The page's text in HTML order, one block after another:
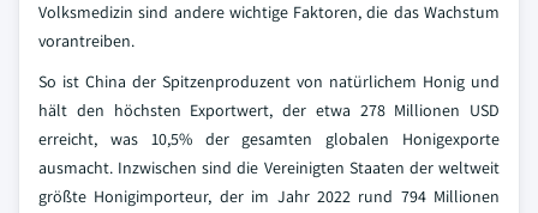
Volksmedizin sind andere wichtige Faktoren, die das Wachstum
vorantreiben.
So ist China der Spitzenproduzent von natürlichem Honig und
hält den höchsten Exportwert, der etwa 278 Millionen USD
erreicht, was 10,5% der gesamten globalen Honigexporte
ausmacht. Inzwischen sind die Vereinigten Staaten der weltweit
größte Honigimporteur, der im Jahr 2022 rund 794 Millionen